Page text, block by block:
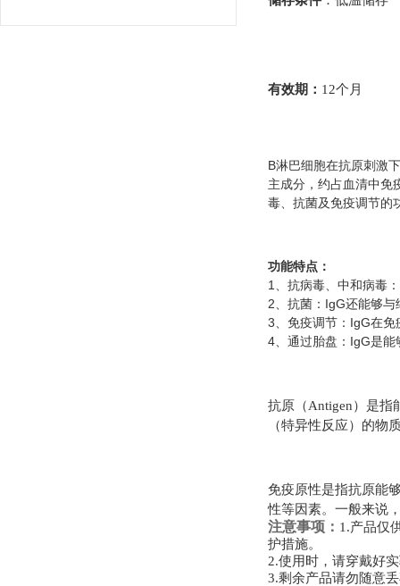
有效期 ： 12个月
B淋巴细胞在抗原刺激
主成分，约占血清中免
毒、抗菌及免疫调节的
功能特点：
1 、抗病毒、中和病毒：
2、抗菌： IgG还能够与
3、免疫调节： IgG在免
4、通过胎盘： IgG是能
抗原（Antigen）是指
（特异性反应）的物
免疫原性是指抗原能
性等因素。一般来说
注意事项： 1.产品仅
护措施。
2.使用时，请穿戴好
3.剩余产品请勿随意